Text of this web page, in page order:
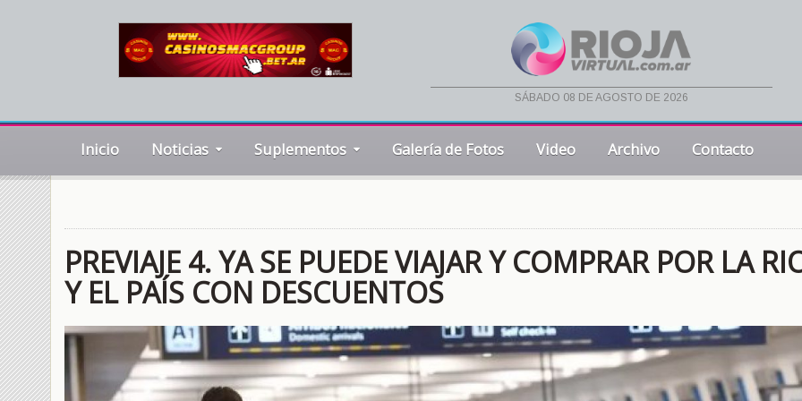
sábado 08 de agosto de 2026
Inicio Noticias Suplementos Galería de Fotos Video Archivo Contacto
PREVIAJE 4. YA SE PUEDE VIAJAR Y COMPRAR POR LA
Y EL PAÍS CON DESCUENTOS